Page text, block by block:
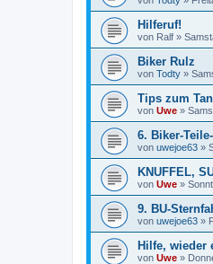
Hilferuf!
von Ralf »
Biker Rulz
von Todty »
Tips zum
von Uwe »
6. Biker-
von uwejoe63 »
KNUFFEL,
von Uwe »
9. BU-
von uwejoe63 »
Hilfe, wieder
von Uwe »